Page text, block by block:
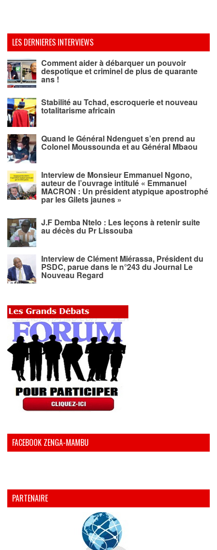
LES DERNIERES INTERVIEWS
Comment aider à débarquer un pouvoir
despotique et criminel de plus de quarante
ans !
Stabilité au Tchad, escroquerie et nouveau
totalitarisme africain
Quand le Général Ndenguet s’en prend au
Colonel Moussounda et au Général Mbaou
Interview de Monsieur Emmanuel Ngono,
auteur de l’ouvrage intitulé « Emmanuel
MACRON : Un président atypique apostrophé
par les Gilets jaunes »
J.F Demba Ntelo : Les leçons à retenir suite
au décès du Pr Lissouba
Interview de Clément Miérassa, Président du
PSDC, parue dans le n°243 du Journal Le
Nouveau Regard
FACEBOOK ZENGA-MAMBU
PARTENAIRE